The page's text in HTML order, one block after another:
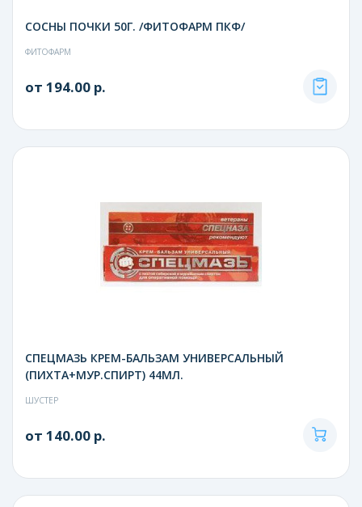
СОСНЫ ПОЧКИ 50Г. /ФИТОФАРМ ПКФ/
ФИТОФАРМ
от 194.00 р.
СПЕЦМАЗЬ КРЕМ-БАЛЬЗАМ УНИВЕРСАЛЬНЫЙ
(ПИХТА+МУР.СПИРТ) 44МЛ.
ШУСТЕР
от 140.00 р.